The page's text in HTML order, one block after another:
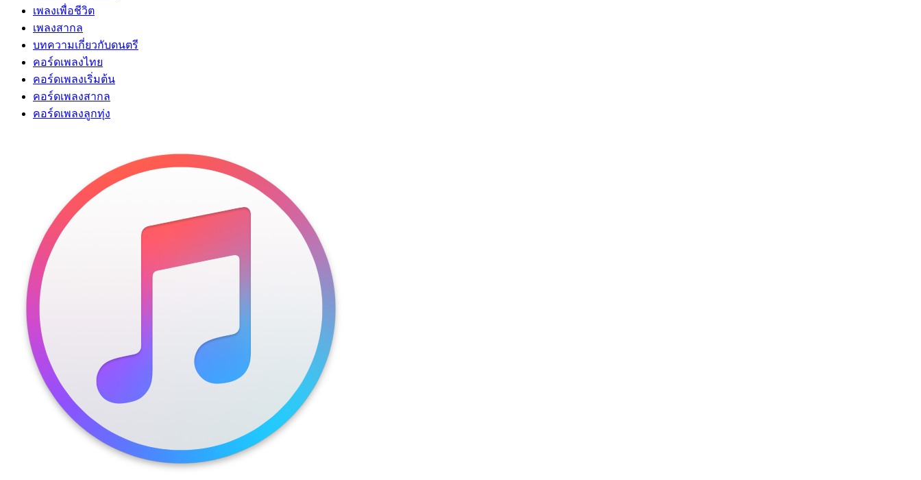
เพลงเพื่อชีวิต
เพลงสากล
บทความเกี่ยวกับดนตรี
คอร์ดเพลงไทย
คอร์ดเพลงเริ่มต้น
คอร์ดเพลงสากล
คอร์ดเพลงลูกทุ่ง